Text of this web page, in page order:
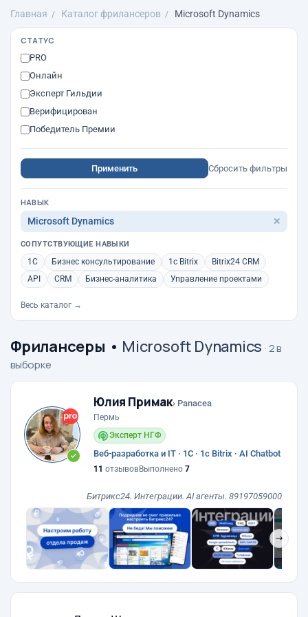
Главная Каталог фрилансеров Microsoft Dynamics
СТАТУС
PRO
Онлайн
Эксперт Гильдии
Верифицирован
Победитель Премии
Применить Сбросить фильтры
НАВЫК
Microsoft Dynamics ✕
СОПУТСТВУЮЩИЕ НАВЫКИ
1С Бизнес консультирование 1с Bitrix
Bitrix24 CRM
API
CRM Бизнес-аналитика Управление проектами
Весь каталог →
Фрилансеры • Microsoft Dynamics · 2 в
выборке
Юлия Примак› Panacea
Пермь
Эксперт НГФ
Веб-разработка и IT · 1С · 1с Bitrix · AI Chatbot
11 отзывовВыполнено 7
Битрикс24. Интеграции. AI агенты. 89197059000
❯